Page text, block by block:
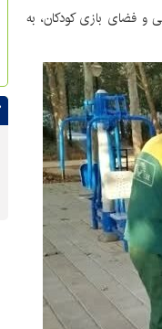
روشنایی و فضای بازی کودکان، به